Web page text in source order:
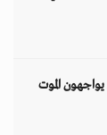
الموت